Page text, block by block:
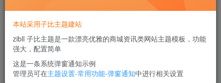
本站采用子比主题建站
zibll 子比主题是一款漂亮优雅的商城资讯类网站主题模板，功能
强大，配置简单
这是一条系统弹窗通知示例
管理员可在主题设置-常用功能-弹窗通知中进行相关设置